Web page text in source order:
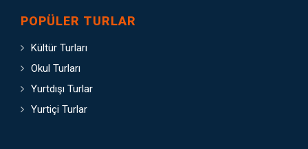
POPÜLER TURLAR
Kültür Turları
Okul Turları
Yurtdışı Turlar
Yurtiçi Turlar